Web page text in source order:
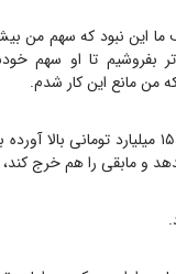
ما این نبود که سهم
بفروشیم تا او سهم
من مانع این کار شدم.
او به‌خاطر مشکلاتی که داشت، بدهی
و مابقی را هم خرج